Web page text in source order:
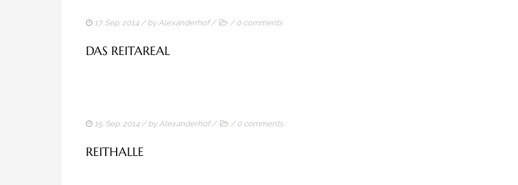
17. Sep. 2014 / byAlexanderhof/ / 0 comments
DAS REITAREAL
15. Sep. 2014 / byAlexanderhof/ / 0 comments
REITHALLE